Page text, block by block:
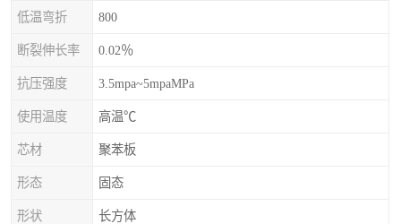
低温弯折 800
断裂伸长率 0.02％
抗压强度 3.5mpa~5mpaMPa
使用温度 高温℃
芯材 聚苯板
形态 固态
形状 长方体